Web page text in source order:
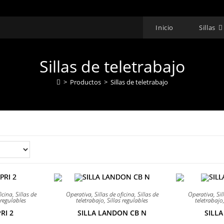
Inicio Sillas
Sillas de teletrabajo
> Productos > Sillas de teletrabajo
, Sillas de
2
Operativa, Sillas de oficina, Sillas de
teletrabajo, Sillas regulables
SILLA LANDON CB N
Operativa,
teletrabajo,